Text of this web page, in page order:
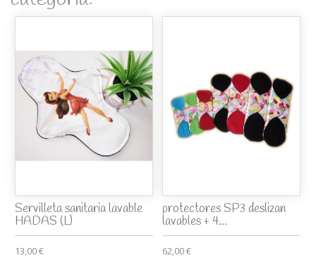
Servilleta sanitaria lavable
HADAS (L)
13,00 €
protectores SP3 deslizan
lavables + 4...
62,00 €